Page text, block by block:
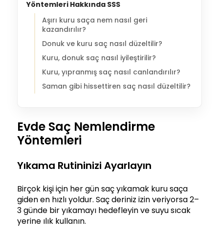
Yöntemleri Hakkında SSS
Aşırı kuru saça nem nasıl geri
kazandırılır?
Donuk ve kuru saç nasıl düzeltilir?
Kuru, donuk saç nasıl iyileştirilir?
Kuru, yıpranmış saç nasıl canlandırılır?
Saman gibi hissettiren saç nasıl düzeltilir?
Evde Saç Nemlendirme
Yöntemleri
Yıkama Rutininizi Ayarlayın
Birçok kişi için her gün saç yıkamak kuru saça
giden en hızlı yoldur. Saç deriniz izin veriyorsa 2–
3 günde bir yıkamayı hedefleyin ve suyu sıcak
yerine ılık kullanın.